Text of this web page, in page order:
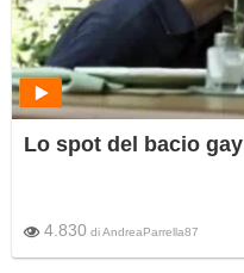
Lo spot del bacio gay
4.830 diAndreaParrella87